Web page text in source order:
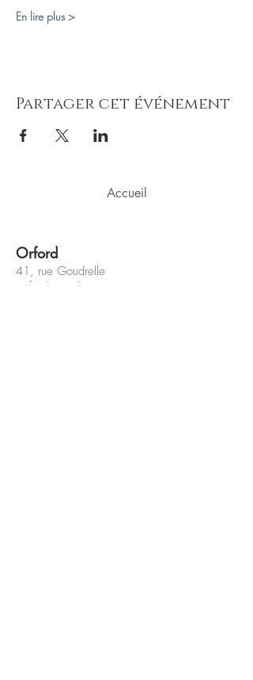
En lire plus >
Partager cet événement
Accueil
Orford
41, rue Goudrelle
Orford (Québec) J1X 0H1